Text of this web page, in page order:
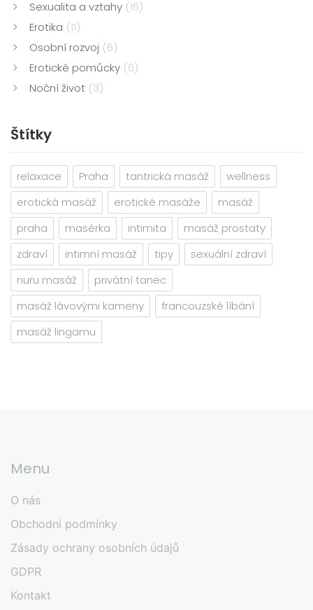
Sexualita a vztahy (16)
Erotika (11)
Osobní rozvoj (6)
Erotické pomůcky (6)
Noční život (3)
Štítky
relaxace Praha tantrická masáž
wellness
erotická masáž
erotické masáže
masáž
praha
masérka intimita
masáž prostaty
zdraví
intimní masáž tipy
sexuální zdraví
nuru masáž
privátní tanec
masáž lávovými kameny
francouzské líbání
masáž lingamu
Menu
O nás
Obchodní podmínky
Zásady ochrany osobních údajů
GDPR
Kontakt